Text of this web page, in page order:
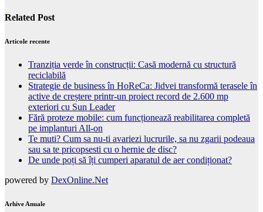
Related Post
Articole recente
Tranziția verde în construcții: Casă modernă cu structură
reciclabilă
Strategie de business în HoReCa: Jidvei transformă terasele în
active de creștere printr-un proiect record de 2.600 mp
exteriori cu Sun Leader
Fără proteze mobile: cum funcționează reabilitarea completă
pe implanturi All-on
Te muti? Cum sa nu-ti avariezi lucrurile, sa nu zgarii podeaua
sau sa te pricopsesti cu o hernie de disc?
De unde poți să îți cumperi aparatul de aer condiționat?
powered by DexOnline.Net
Arhive Anuale